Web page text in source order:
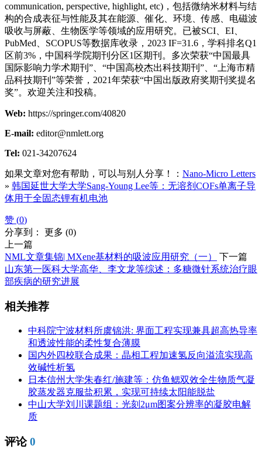
communication, perspective, highlight, etc)，包括微纳米材料与结
构的合成表征与性能及其在能源、催化、环境、传感、电磁波
吸收与屏蔽、生物医学等领域的应用研究。已被SCI、EI、
PubMed、SCOPUS等数据库收录，2023 IF=31.6，学科排名Q1
区前3%，中国科学院期刊分区1区期刊。多次荣获“中国最具
国际影响力学术期刊”、“中国高校杰出科技期刊”、“上海市精
品科技期刊”等荣誉，2021年荣获“中国出版政府奖期刊奖提名
奖”。欢迎关注和投稿。
Web: https://springer.com/40820
E-mail: editor@nmlett.org
Tel: 021-34207624
如果文章对您有帮助，可以与别人分享！： Nano-Micro Letters
» 韩国延世大学大学Sang-Young Lee等：无溶剂COFs单离子导
体用于全固态锂有机电池
赞 (0)
分享到： 更多 (0)
上一篇
NML文章集锦| MXene基材料的吸波应用研究（一）
下一篇
山东第一医科大学高华、李文龙等综述：多糖微针系统治疗眼
部疾病的研究进展
相关推荐
中科院宁波材料所虞锦洪: 界面工程实现兼具超高热导率
和透波性能的柔性复合薄膜
国内外四校联合成果：晶相工程加速氢反向溢流实现高
效碱性析氢
日本信州大学朱春红/施建等：仿鱼鳃双效全生物质气凝
胶蒸发器克服盐积累，实现可持续太阳能脱盐
中山大学刘川课题组：光刻2μm图案分辨率的凝胶电解
质
评论0